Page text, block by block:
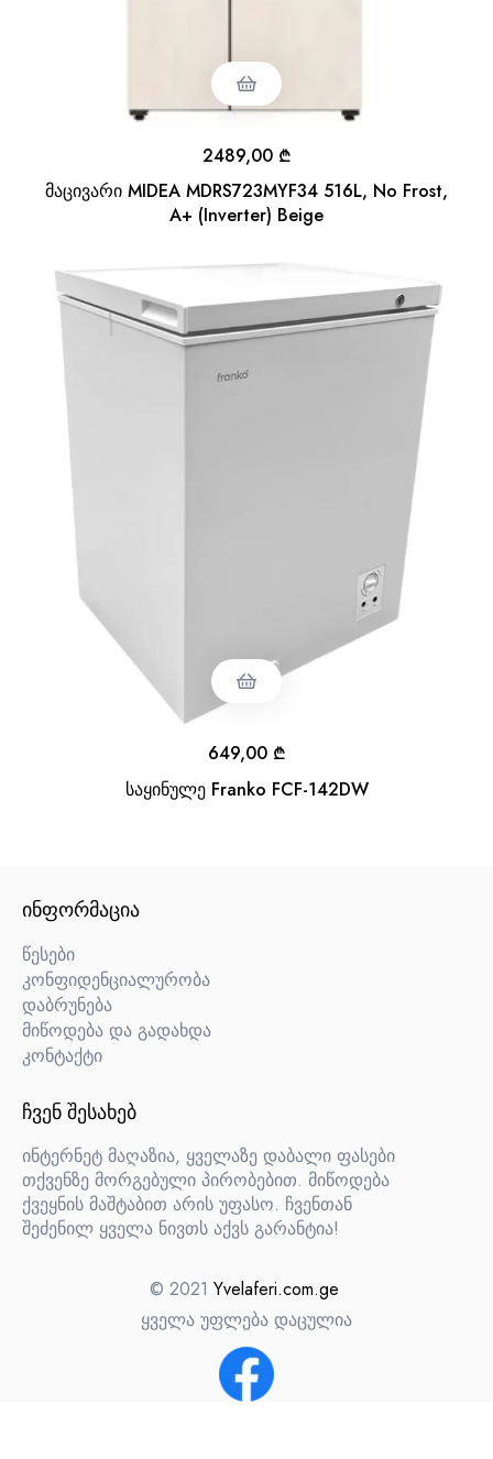
მაცივარი MIDEA MDRS723MYF34 516L, No Frost,
A+ (Inverter) Beige
2489,00 ₾
საყინულე Franko FCF-142DW
649,00 ₾
ᲘᲜᲤᲝᲠᲛᲐᲪᲘᲐ
წესები
კონფიდენციალურობა
დაბრუნება
მიწოდება და გადახდა
კონტაქტი
ᲩᲕᲔᲜ ᲨᲔᲡᲐᲮᲔᲑ
ინტერნეტ მაღაზია, ყველაზე დაბალი ფასები
თქვენზე მორგებული პირობებით. მიწოდება
ქვეყნის მაშტაბით არის უფასო. ჩვენთან
შეძენილ ყველა ნივთს აქვს გარანტია!
© 2021 Yvelaferi.com.ge
ყველა უფლება დაცულია